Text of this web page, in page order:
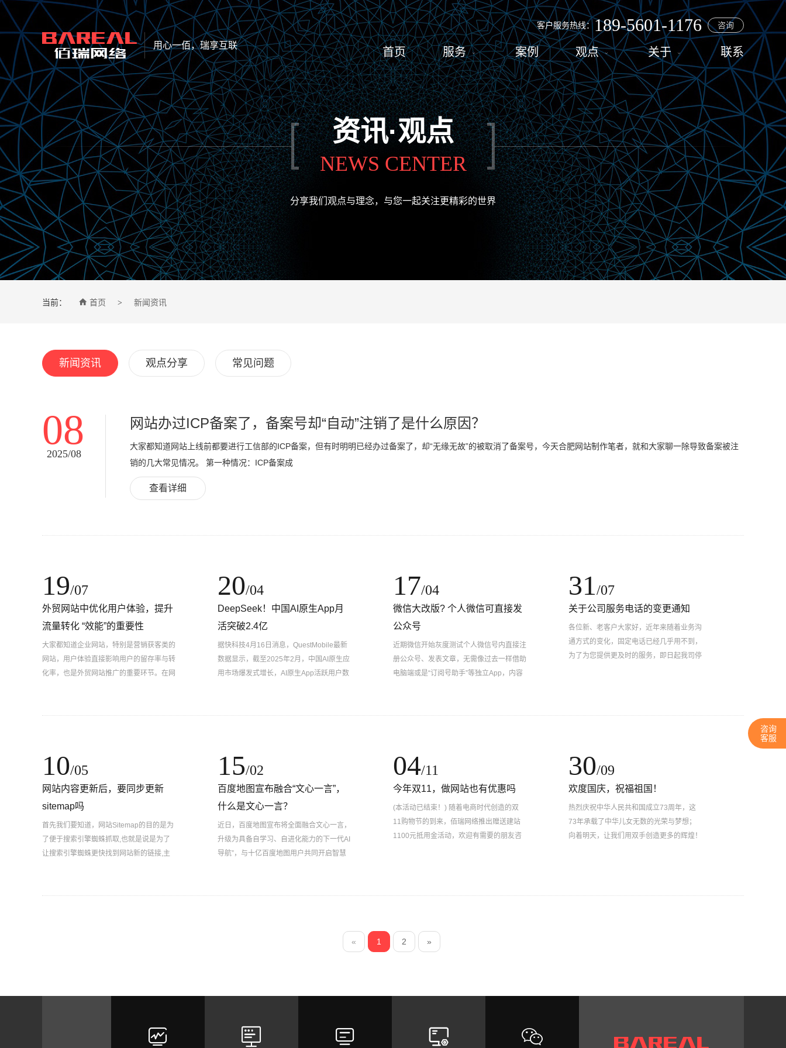
用心一佰，瑞享互联
客户服务热线： 咨询
189-5601-1176
首页 服务 
网站定制开发 微信/小程序 营销推广 配套服务
案例 观点 
新闻资讯 观点分享 常见问题
关于 
关于佰瑞 合作流程 人才招聘
联系
资讯·观点
NEWS CENTER
分享我们观点与理念，与您一起关注更精彩的世界
当前：  首页 > 新闻资讯
新闻资讯 观点分享 常见问题
08
2025/08
网站办过ICP备案了，备案号却“自动”注销了是什么原因？
大家都知道网站上线前都要进行工信部的ICP备案，但有时明明已经办过备案了，却“无缘无故”的被取消了备案号，今天合肥网站制作笔者，就和大家聊一除导致备案被注
销的几大常见情况。 第一种情况：ICP备案成
查看详细
19/07
外贸网站中优化用户体验，提升
流量转化 “效能”的重要性
大家都知道企业网站，特别是营销获客类的
网站，用户体验直接影响用户的留存率与转
化率，也是外贸网站推广的重要环节。在网
20/04
DeepSeek！中国AI原生App月
活突破2.4亿
据快科技4月16日消息，QuestMobile最新
数据显示，截至2025年2月，中国AI原生应
用市场爆发式增长，AI原生App活跃用户数
17/04
微信大改版? 个人微信可直接发
公众号
近期微信开始灰度测试个人微信号内直接注
册公众号、发表文章，无需像过去一样借助
电脑端或是“订阅号助手”等独立App，内容
31/07
关于公司服务电话的变更通知
各位新、老客户大家好，近年来随着业务沟
通方式的变化，固定电话已经几乎用不到，
为了为您提供更及时的服务，即日起我司停
10/05
网站内容更新后，要同步更新
sitemap吗
首先我们要知道，网站Sitemap的目的是为
了便于搜索引擎蜘蛛抓取,也就是说是为了
让搜索引擎蜘蛛更快找到网站新的链接,主
15/02
百度地图宣布融合“文心一言”，
什么是文心一言？
近日，百度地图宣布将全面融合文心一言，
升级为具备自学习、自进化能力的下一代AI
导航”，与十亿百度地图用户共同开启智慧
04/11
今年双11，做网站也有优惠吗
(本活动已结束！) 随着电商时代创造的双
11购物节的到来，佰瑞网络推出赠送建站
1100元抵用金活动，欢迎有需要的朋友咨
30/09
欢度国庆，祝福祖国！
热烈庆祝中华人民共和国成立73周年，这
73年承载了中华儿女无数的光荣与梦想；
向着明天，让我们用双手创造更多的辉煌！
« 1 2 »
    
咨询
客服